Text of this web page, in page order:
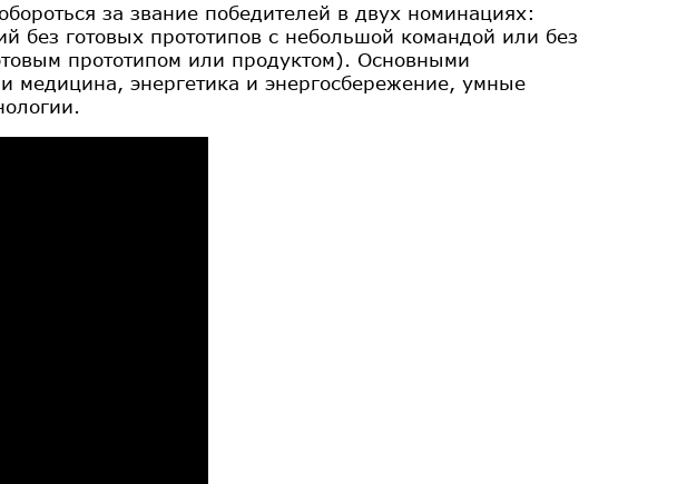
за звание победителей в двух номинациях:
без готовых прототипов с небольшой командой или без
прототипом или продуктом). Основными
медицина, энергетика и энергосбережение, умные